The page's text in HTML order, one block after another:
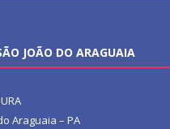
JOÃO DO ARAGUAIA
Araguaia – PA